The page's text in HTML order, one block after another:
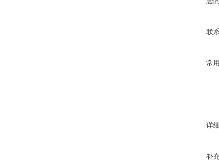
联
常
详
补